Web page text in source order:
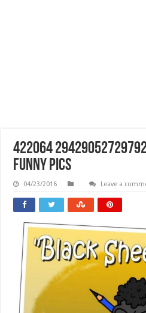
422064
Funny Pics
04/23/2016 Leave a